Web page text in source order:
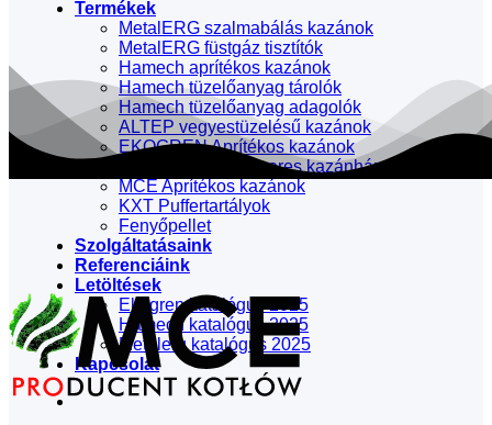
Termékek
MetalERG szalmabálás kazánok
MetalERG füstgáz tisztítók
Hamech aprítékos kazánok
Hamech tüzelőanyag tárolók
Hamech tüzelőanyag adagolók
ALTEP vegyestüzelésű kazánok
EKOGREN Aprítékos kazánok
EKOGREN Konténeres kazánház
MCE Aprítékos kazánok
KXT Puffertartályok
Fenyőpellet
Szolgáltatásaink
Referenciáink
Letöltések
Ekogren katalógus 2025
Hamech katalógus 2025
Metalerg katalógus 2025
Kapcsolat